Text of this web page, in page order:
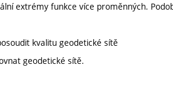
extrémy funkce více proměnných.
kvalitu geodetické sítě
geodetické sítě.